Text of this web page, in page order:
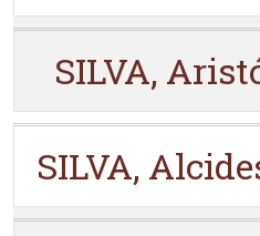
SILVA,
SILVA,